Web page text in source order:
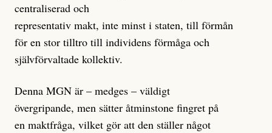
centraliserad och
representativ makt, inte minst i staten, till förmån
för en stor tilltro till individens förmåga och
självförvaltade kollektiv.
Denna MGN är – medges – väldigt
övergripande, men sätter åtminstone fingret på
en maktfråga, vilket gör att den ställer något